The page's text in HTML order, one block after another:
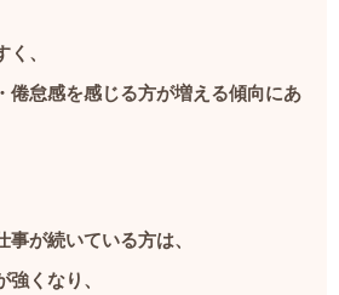
、
倦怠感を感じる方が増える傾向にあ
が続いている方は、
くなり、